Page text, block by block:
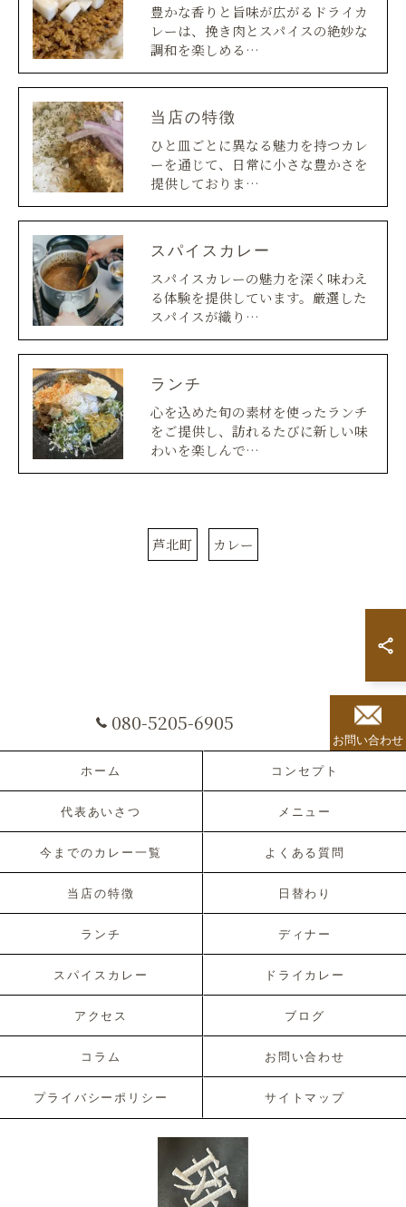
豊かな香りと旨味が広がるドライカ
レーは、挽き肉とスパイスの絶妙な
調和を楽しめる…
当店の特徴
ひと皿ごとに異なる魅力を持つカレ
ーを通じて、日常に小さな豊かさを
提供しておりま…
スパイスカレー
スパイスカレーの魅力を深く味わえ
る体験を提供しています。厳選した
スパイスが織り…
ランチ
心を込めた旬の素材を使ったランチ
をご提供し、訪れるたびに新しい味
わいを楽しんで…
芦北町 カレー
080-5205-6905
お問い合わせ
ホーム コンセプト
代表あいさつ メニュー
今までのカレー一覧 よくある質問
当店の特徴 日替わり
ランチ ディナー
スパイスカレー ドライカレー
アクセス ブログ
コラム お問い合わせ
プライバシーポリシー サイトマップ